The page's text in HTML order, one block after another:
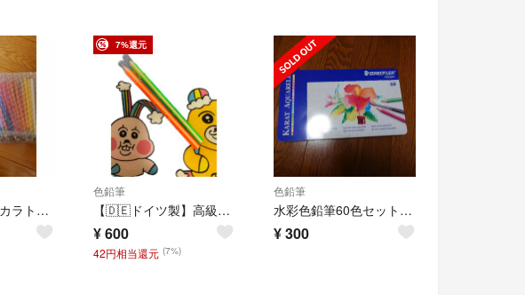
ステッドラー カラト 色鉛筆
7%還元
色鉛筆
【🇩🇪ドイツ製】高級蛍光色鉛筆✏️
¥600
42円相当還元 (7%)
色鉛筆
水彩色鉛筆60色セット - STAEDTLER / KARAT AQUARELL
¥300